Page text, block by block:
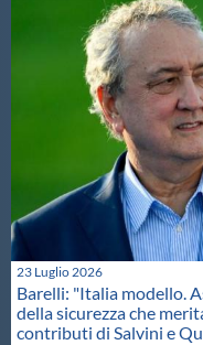
23 Luglio 2026
Barelli: "Italia modello.
della sicurezza che
contributi di Salvini e